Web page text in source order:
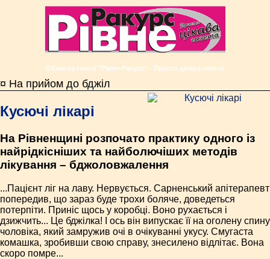
Обласна газета "Рівне-Ракурс" - Просто цікава газета!
¤ На прийом до бджіл
Кусючі лікарі
На Рівненщині розпочато практику одного із
найрідкісніших та найболючіших методів
лікування – бджоловжалення
...Пацієнт ліг на лаву. Нервується. Сарненський апітерапевт
попередив, що зараз буде трохи боляче, доведеться
потерпіти. Приніс щось у коробці. Воно рухається і
дзижчить... Це бджілка! І ось він випускає її на оголену спину
чоловіка, який замружив очі в очікуванні укусу. Смугаста
комашка, зробивши свою справу, знесилено відлітає. Вона
скоро помре...